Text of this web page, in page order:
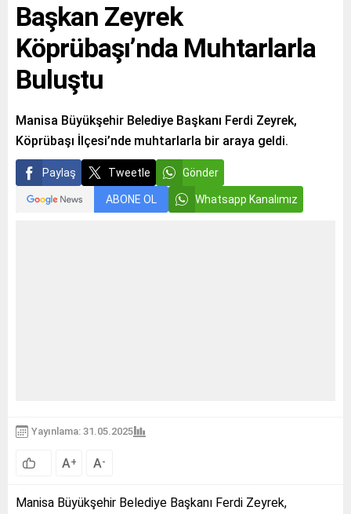
Başkan Zeyrek
Köprübaşı’nda Muhtarlarla
Buluştu
Manisa Büyükşehir Belediye Başkanı Ferdi Zeyrek,
Köprübaşı İlçesi’nde muhtarlarla bir araya geldi.
Paylaş Tweetle Gönder
ABONE OL Whatsapp Kanalımız
Yayınlama: 31.05.2025
A+ A-
Manisa Büyükşehir Belediye Başkanı Ferdi Zeyrek,